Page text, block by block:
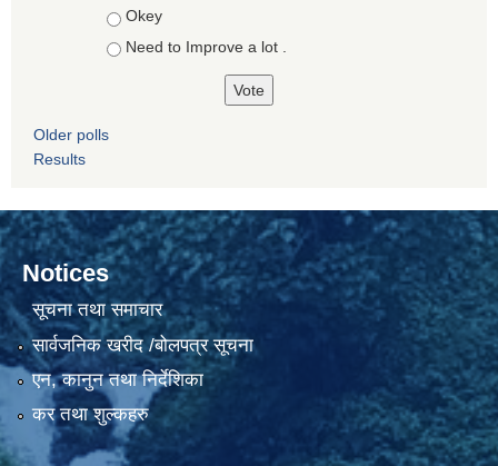
Okey
Need to Improve a lot .
Older polls
Results
Notices
सूचना तथा समाचार
सार्वजनिक खरीद /बोलपत्र सूचना
एन, कानुन तथा निर्देशिका
कर तथा शुल्कहरु